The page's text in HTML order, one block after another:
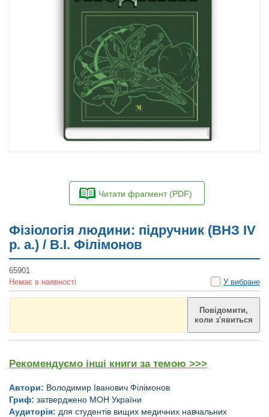
Читати фрагмент (PDF)
Фізіологія людини: підручник (ВНЗ ІV
р. а.) / В.І. Філімонов
65901
Немає в наявності
У вибране
Повідомити,
коли з'явиться
Рекомендуємо інші книги за темою >>>
Автори: Володимир Іванович Філімонов
Гриф: затверджено МОН України
Аудиторія: для студентів вищих медичних навчальних